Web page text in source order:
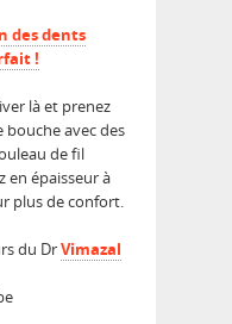
des dents
!
là et prenez
avec des
de fil
en épaisseur à
plus de confort.
du DrVimazal